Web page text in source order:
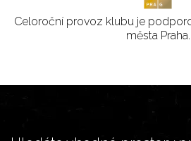
Celoroční provoz klubu je
města Praha.